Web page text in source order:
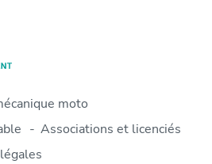
moto
Associations et licenciés